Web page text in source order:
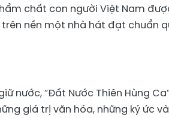
chất con người Việt Nam
nền một nhà hát đạt chuẩn
nước, “Đất Nước Thiên Hùng
giá trị văn hóa, những ký ức và